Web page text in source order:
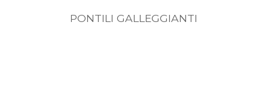
PONTILI GALLEGGIANTI